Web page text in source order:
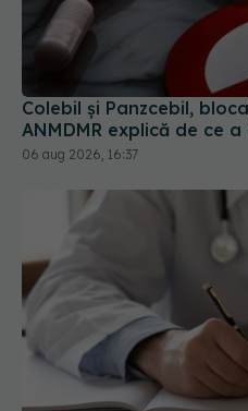
Colebil și Panzcebil,
ANMDMR explică de ce
06 aug 2026, 16:37